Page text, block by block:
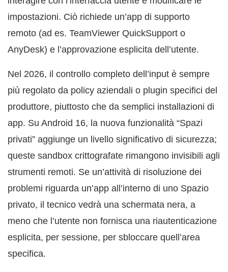
impostazioni. Ciò richiede un’app di supporto
remoto (ad es. TeamViewer QuickSupport o
AnyDesk) e l’approvazione esplicita dell’utente.
Nel 2026, il controllo completo dell’input è sempre
più regolato da policy aziendali o plugin specifici del
produttore, piuttosto che da semplici installazioni di
app. Su Android 16, la nuova funzionalità “Spazi
privati” aggiunge un livello significativo di sicurezza;
queste sandbox crittografate rimangono invisibili agli
strumenti remoti. Se un’attività di risoluzione dei
problemi riguarda un’app all’interno di uno Spazio
privato, il tecnico vedrà una schermata nera, a
meno che l’utente non fornisca una riautenticazione
esplicita, per sessione, per sbloccare quell’area
specifica.